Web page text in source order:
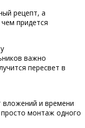
рецепт, а
придется
важно
пересвет в
вложений и времени
монтаж одного